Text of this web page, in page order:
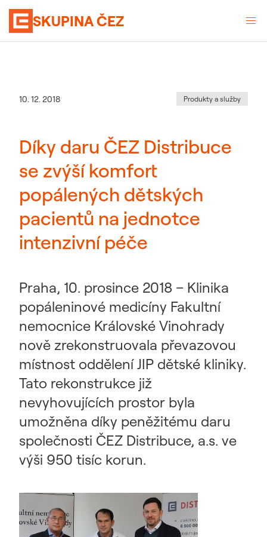
SKUPINA ČEZ
Datum zveřejnění
10. 12. 2018 Kategorie:
Produkty a služby
Díky daru ČEZ Distribuce
se zvýší komfort
popálených dětských
pacientů na jednotce
intenzivní péče
Praha, 10. prosince 2018 – Klinika
popáleninové medicíny Fakultní
nemocnice Královské Vinohrady
nově zrekonstruovala převazovou
místnost oddělení JIP dětské kliniky.
Tato rekonstrukce již
nevyhovujících prostor byla
umožněna díky peněžitému daru
společnosti ČEZ Distribuce, a.s. ve
výši 950 tisíc korun.